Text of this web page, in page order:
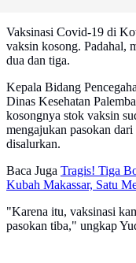
Vaksinasi Covid-19 di
vaksin kosong. Padahal,
dua dan tiga.
Kepala Bidang
Dinas Kesehatan
kosongnya stok vaksin
mengajukan pasokan
disalurkan.
Baca Juga Tragis! Tiga
Kubah Makassar, Satu
"Karena itu, vaksinasi
pasokan tiba," ungkap